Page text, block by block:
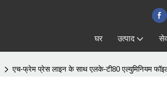
घर उत्पाद
एच-फ्रेम प्रेस लाइन के साथ एलके-टी80 एल्युमिनियम